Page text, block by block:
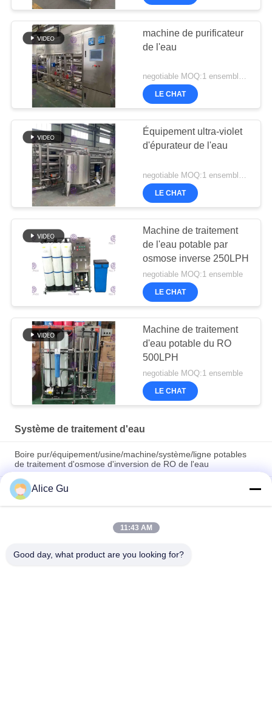
machine de purificateur
de l'eau
negotiable MOQ:1 ensemble/PCs
LE CHAT
Équipement ultra-violet
d'épurateur de l'eau
negotiable MOQ:1 ensemble/PCs
LE CHAT
Machine de traitement
de l'eau potable par
osmose inverse 250LPH
negotiable MOQ:1 ensemble
LE CHAT
Machine de traitement
d'eau potable du RO
500LPH
negotiable MOQ:1 ensemble
LE CHAT
Système de traitement d'eau
Boire pur/équipement/usine/machine/système/ligne potables
de traitement d'osmose d'inversion de RO de l'eau
2T buvant/acier inoxydable 304 cuve de stockage
minérale/pure de l'eau
Échangeur ionique minéral/pur d'eau
potable/précision/machine/système purification de cartouche
Alice Gu
11:43 AM
Good day, what product are you looking for?